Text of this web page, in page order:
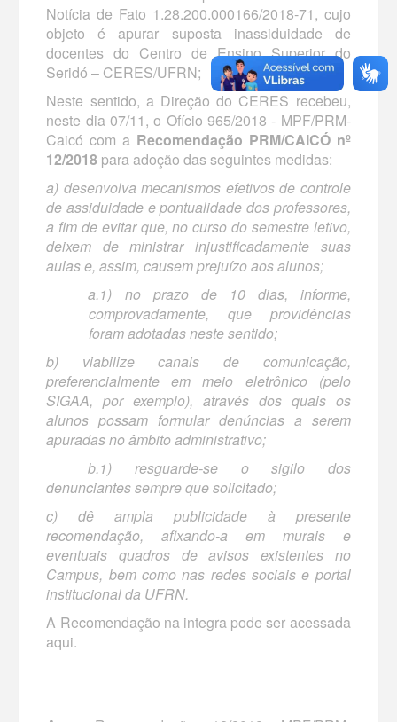
Notícia de Fato 1.28.200.000166/2018-71, cujo
objeto é apurar suposta inassiduidade de
docentes do Centro de Ensino Superior do
Seridó – CERES/UFRN;
Neste sentido, a Direção do CERES recebeu,
neste dia 07/11, o Ofício 965/2018 - MPF/PRM-
Caicó com a Recomendação PRM/CAICÓ nº
12/2018 para adoção das seguintes medidas:
a) desenvolva mecanismos efetivos de controle
de assiduidade e pontualidade dos professores,
a fim de evitar que, no curso do semestre letivo,
deixem de ministrar injustificadamente suas
aulas e, assim, causem prejuízo aos alunos;
a.1) no prazo de 10 dias, informe,
comprovadamente, que providências
foram adotadas neste sentido;
b) viabilize canais de comunicação,
preferencialmente em meio eletrônico (pelo
SIGAA, por exemplo), através dos quais os
alunos possam formular denúncias a serem
apuradas no âmbito administrativo;
b.1) resguarde-se o sigilo dos
denunciantes sempre que solicitado;
c) dê ampla publicidade à presente
recomendação, afixando-a em murais e
eventuais quadros de avisos existentes no
Campus, bem como nas redes sociais e portal
institucional da UFRN.
A Recomendação na integra pode ser acessada
aqui.